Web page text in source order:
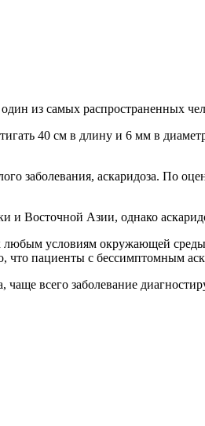
из самых распространенных
40 см в длину и 6 мм в
заболевания, аскаридоза. По
Азии, однако
условиям окружающей
пациенты с бессимптомным
чаще всего заболевание